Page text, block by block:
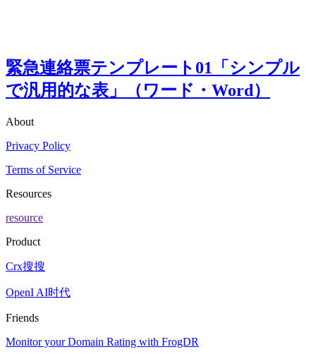
緊急連絡票テンプレート01「シンプル
で汎用的な表」（ワード・Word）
About
Privacy Policy
Terms of Service
Resources
resource
Product
Crx搜搜
OpenI AI时代
Friends
Monitor your Domain Rating with FrogDR